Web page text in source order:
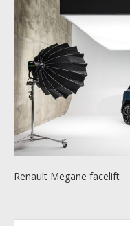
Renault Megane facelift